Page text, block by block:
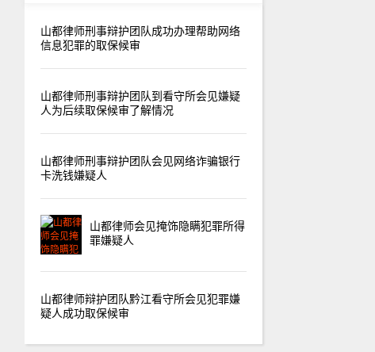
山都律师刑事辩护团队成功办理帮助网络
信息犯罪的取保候审
山都律师刑事辩护团队到看守所会见嫌疑
人为后续取保候审了解情况
山都律师刑事辩护团队会见网络诈骗银行
卡洗钱嫌疑人
山都律师会见掩饰隐瞒犯罪所得
罪嫌疑人
山都律师辩护团队黔江看守所会见犯罪嫌
疑人成功取保候审